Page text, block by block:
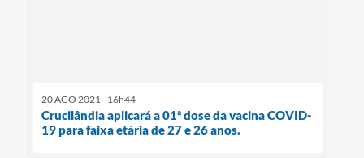
20 AGO 2021 - 16h44
Crucilândia aplicará a 01ª dose da vacina COVID-
19 para faixa etária de 27 e 26 anos.